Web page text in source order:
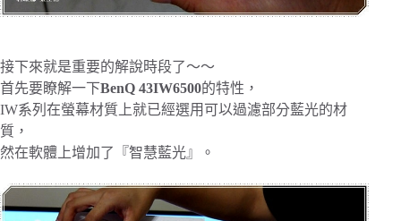
接下來就是重要的解說時段了～～
首先要瞭解一下BenQ 43IW6500的特性，
IW系列在螢幕材質上就已經選用可以過濾部分藍光的材
質，
然在軟體上增加了『智慧藍光』。